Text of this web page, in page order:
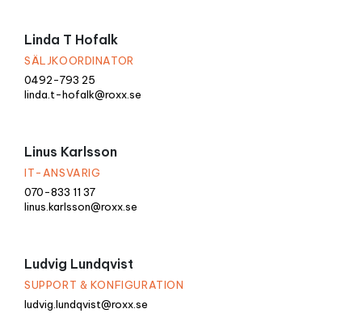
Linda T Hofalk
SÄLJKOORDINATOR
0492-793 25
linda.t-hofalk@roxx.se
Linus Karlsson
IT-ANSVARIG
070-833 11 37
linus.karlsson@roxx.se
Ludvig Lundqvist
SUPPORT & KONFIGURATION
ludvig.lundqvist@roxx.se